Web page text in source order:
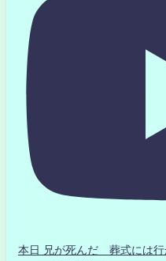
本日 兄が死んだ 葬式には